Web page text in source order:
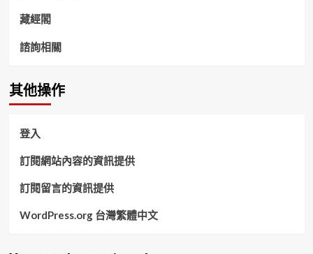
藏經閣
諮詢相關
其他操作
登入
訂閱網站內容的資訊提供
訂閱留言的資訊提供
WordPress.org 台灣繁體中文